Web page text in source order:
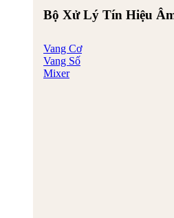
Bộ Xử Lý Tín Hiệu
Vang Cơ
Vang Số
Mixer